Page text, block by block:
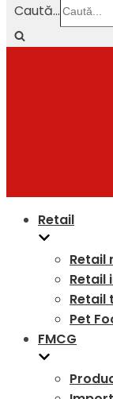
Caută...
Retail
Retail
Retail
Retail
Pet
FMCG